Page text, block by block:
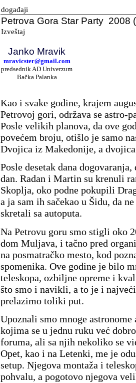
događaji
Petrova Gora Star Party 2008
Izveštaj
Janko Mravik
mravicster@gmail.com
predsednik AD Univerzum
Bačka Palanka
Kao i svake godine, krajem
Petrovoj gori, održava se astro-
Posle velikih planova, da ove
povećem broju, otišlo je samo
Dvojica iz Makedonije, a
Posle desetak dana
dan. Radan i Martin su krenuli
Skoplja, oko podne pokupili
a ja sam ih sačekao u Šidu, da
skretali sa autoputa.
Na Petrovu goru smo stigli oko
dom Muljava, i tačno pred
na posmatračko mesto, kod
spomenika. Ove godine je bilo
teleskopa, ozbiljne opreme i
što smo i navikli, a to je i
prelazimo toliki put.
Upoznali smo mnoge astronome
kojima se u jednu ruku već
foruma, ali sa njih nekoliko se
Opet, kao i na Letenki, me je
setup. Njegova montaža i
pohvalu, a pogotovo njegova